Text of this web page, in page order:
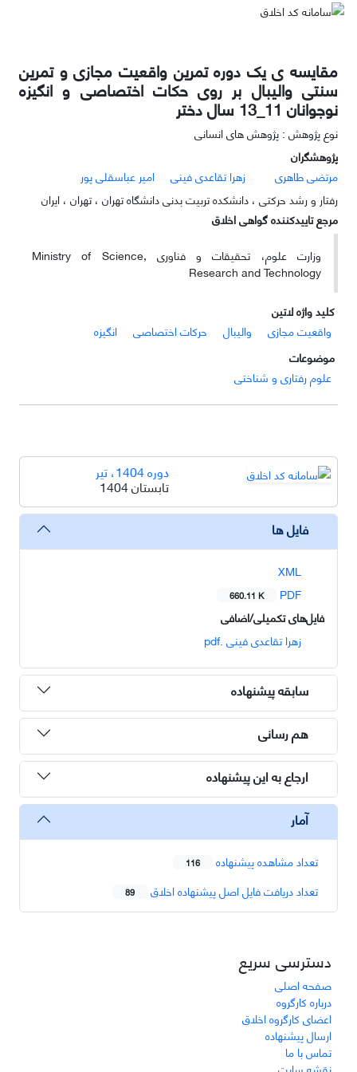
مقایسه ی یک دوره تمرین واقعیت مجازی و تمرین
سنتی والیبال بر روی حکات اختصاصی و انگیزه
نوجوانان 11_13 سال دختر
نوع پژوهش : پژوهش های انسانی
پژوهشگران
مرتضی طاهری
زهرا تقاعدی فینی
امیر عباسقلی پور
رفتار و رشد حرکتی ، دانشکده تربیت بدنی دانشگاه تهران ، تهران ، ایران
مرجع تاییدکننده گواهی اخلاق
وزارت علوم، تحقیقات و فناوری Ministry of Science,
Research and Technology
کلید واژه لاتین
واقعیت مجازی
والیبال حرکات اختصاصی
انگیزه
موضوعات
علوم رفتاری و شناختی
دوره 1404، تیر
تابستان 1404
فایل ها
XML
PDF
660.11 K
فایل‌های تکمیلی/اضافی
زهرا تقاعدی فینی .pdf
سابقه پیشنهاده
هم رسانی
ارجاع به این پیشنهاده
آمار
تعداد مشاهده پیشنهاده 116
تعداد دریافت فایل اصل پیشنهاده اخلاق 89
دسترسی سریع
صفحه اصلی
درباره کارگروه
اعضای کارگروه اخلاق
ارسال پیشنهاده
تماس با ما